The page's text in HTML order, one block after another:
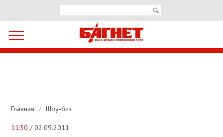
Главная / Шоу-биз
11:30 / 02.09.2011